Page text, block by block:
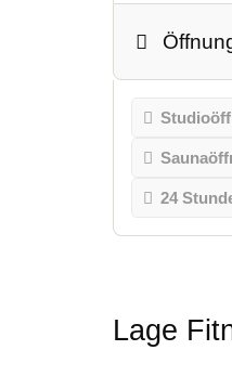
24
Lage